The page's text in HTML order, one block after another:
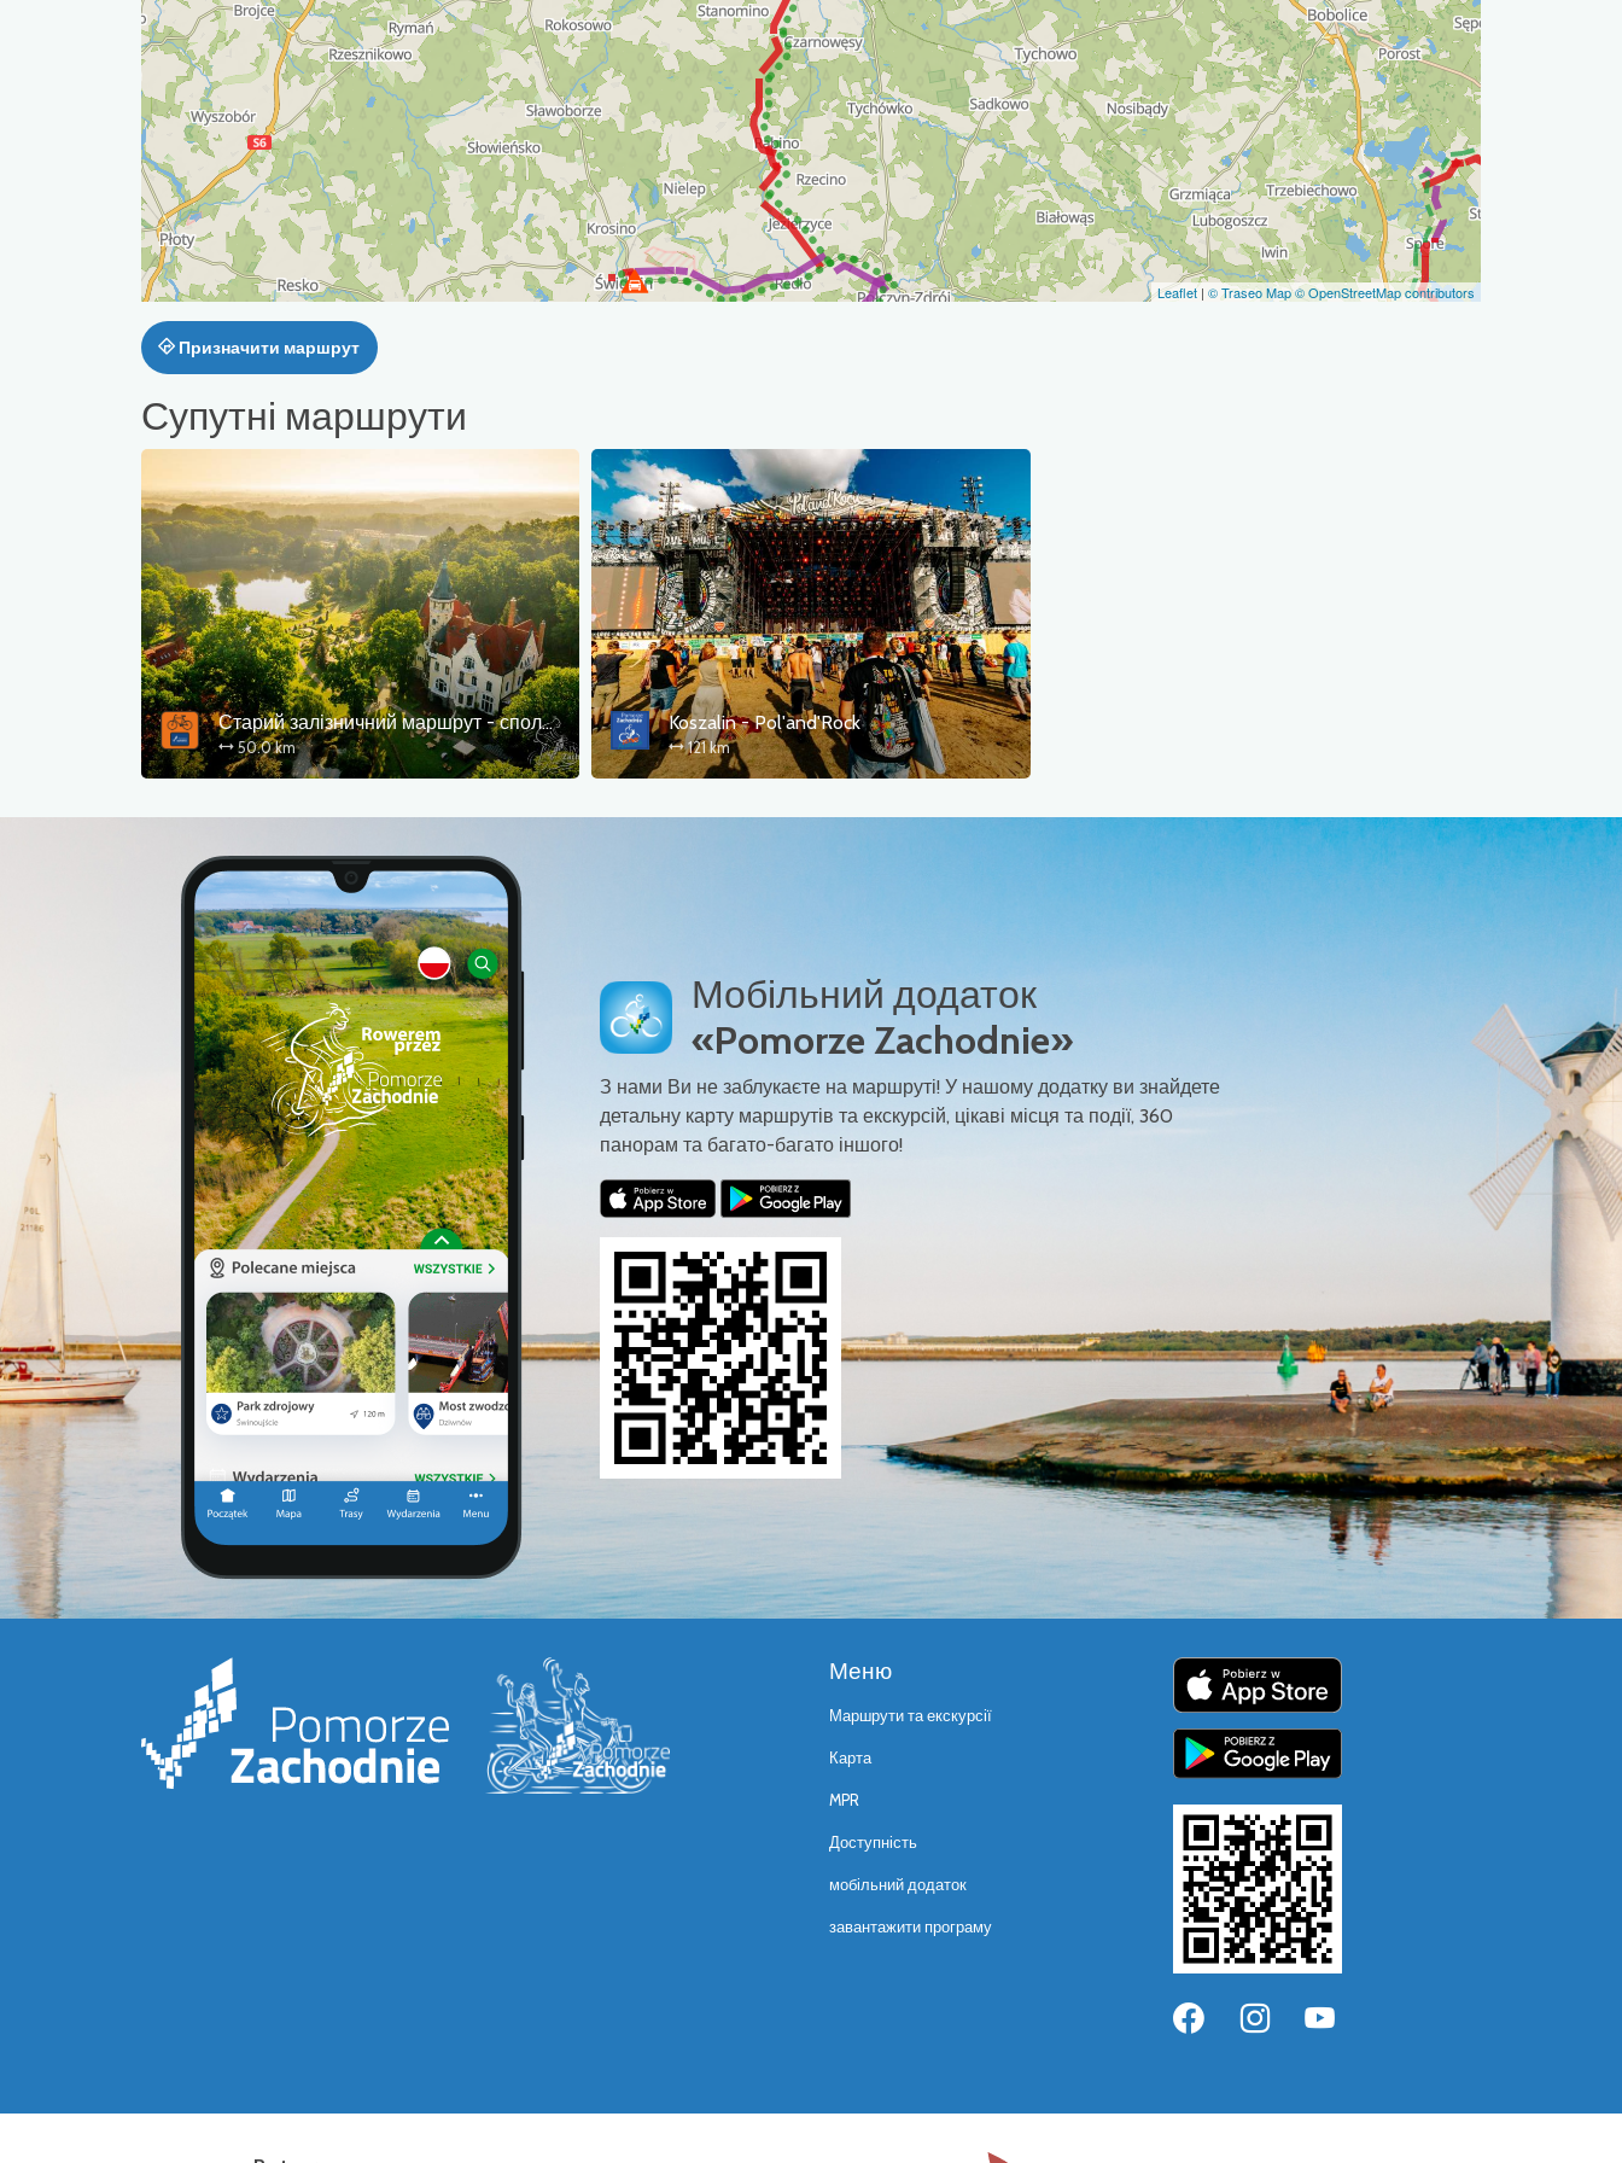
Leaflet | © Traseo Map© OpenStreetMap contributors
Призначити маршрут
Супутні маршрути
Старий залізничний маршрут - сполучна лінія Кошалін (R15A)
50.0 km
Koszalin - Pol'and'Rock
121 km
Мобільний додаток
«Pomorze Zachodnie»
З нами Ви не заблукаєте на маршруті! У нашому додатку ви знайдете
детальну карту маршрутів та екскурсій, цікаві місця та події, 360
панорам та багато-багато іншого!
Меню
Маршрути та екскурсії
Карта
MPR
Доступність
мобільний додаток
завантажити програму